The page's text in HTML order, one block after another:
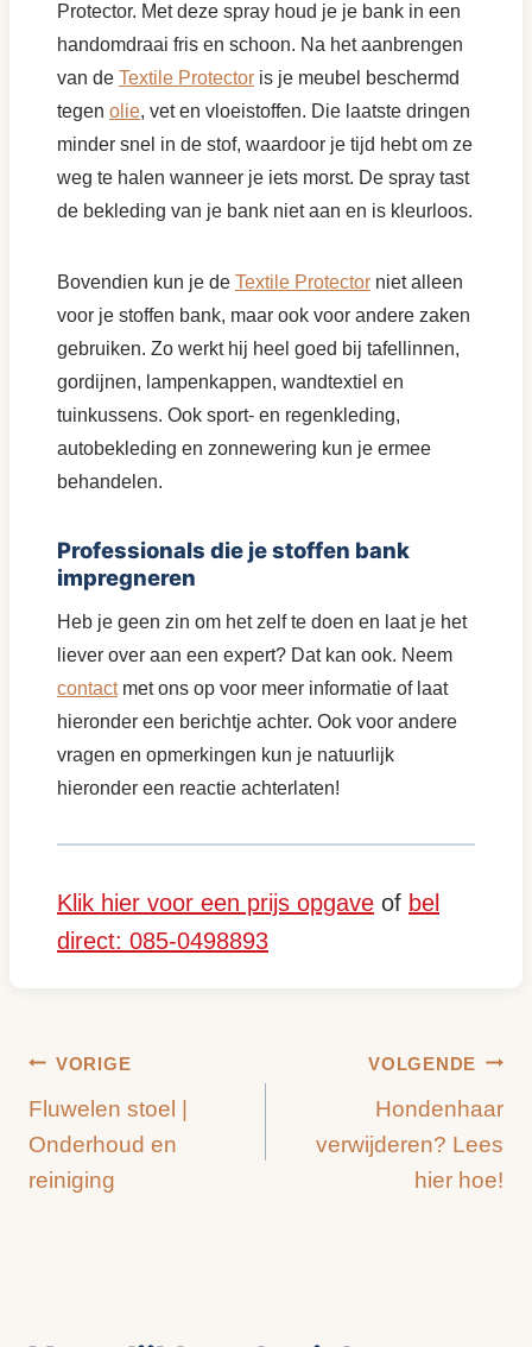
Protector. Met deze spray houd je je bank in een
handomdraai fris en schoon. Na het aanbrengen
van de Textile Protector is je meubel beschermd
tegen olie, vet en vloeistoffen. Die laatste dringen
minder snel in de stof, waardoor je tijd hebt om ze
weg te halen wanneer je iets morst. De spray tast
de bekleding van je bank niet aan en is kleurloos.
Bovendien kun je de Textile Protector niet alleen
voor je stoffen bank, maar ook voor andere zaken
gebruiken. Zo werkt hij heel goed bij tafellinnen,
gordijnen, lampenkappen, wandtextiel en
tuinkussens. Ook sport- en regenkleding,
autobekleding en zonnewering kun je ermee
behandelen.
Professionals die je stoffen bank
impregneren
Heb je geen zin om het zelf te doen en laat je het
liever over aan een expert? Dat kan ook. Neem
contactmet ons op voor meer informatie of laat
hieronder een berichtje achter. Ook voor andere
vragen en opmerkingen kun je natuurlijk
hieronder een reactie achterlaten!
Klik hier voor een prijs opgave of bel
direct: 085-0498893
Bericht
navigatie
VORIGE
Fluwelen stoel |
Onderhoud en
reiniging
VOLGENDE
Hondenhaar
verwijderen? Lees
hier hoe!